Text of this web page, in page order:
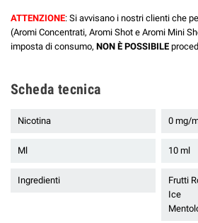
ATTENZIONE: Si avvisano i nostri clienti che
(Aromi Concentrati, Aromi Shot e Aromi Mini
imposta di consumo, NON È POSSIBILE
Scheda tecnica
Nicotina 0 mg/
Ml 10 ml
Ingredienti
Frutti
Ice